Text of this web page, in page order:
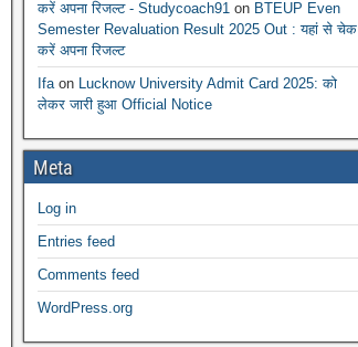
करें अपना रिजल्ट - Studycoach91on BTEUP Even
Semester Revaluation Result 2025 Out : यहां से चेक
करें अपना रिजल्ट
Ifaon Lucknow University Admit Card 2025: को
लेकर जारी हुआ Official Notice
Meta
Log in
Entries feed
Comments feed
WordPress.org